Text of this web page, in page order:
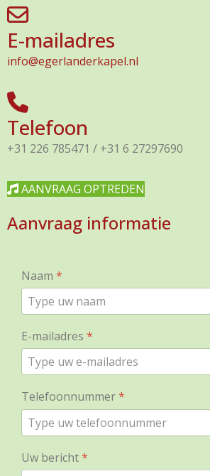
E-mailadres
info@egerlanderkapel.nl
Telefoon
+31 226 785471 / +31 6 27297690
AANVRAAG OPTREDEN
Aanvraag informatie
Naam *
E-mailadres *
Telefoonnummer*
Uw bericht*